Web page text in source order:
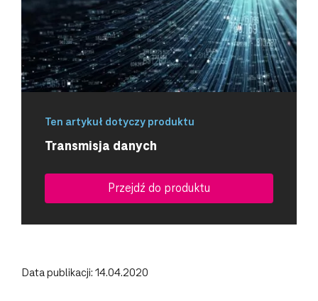
Ten artykuł dotyczy produktu
Transmisja danych
Przejdź do produktu
Data publikacji: 14.04.2020